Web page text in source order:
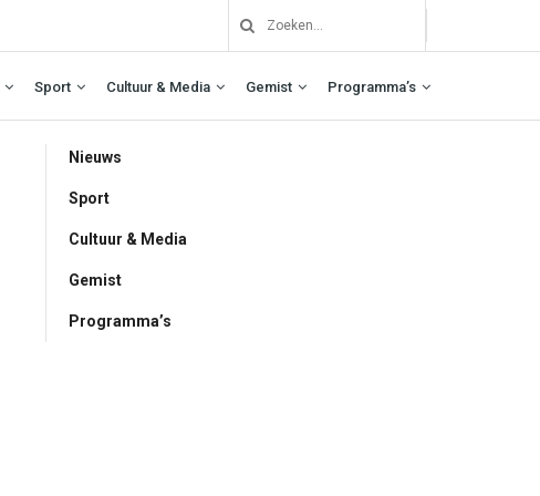
Sport Cultuur & Media Gemist Programma’s
Nieuws
Sport
Cultuur & Media
Gemist
Programma’s